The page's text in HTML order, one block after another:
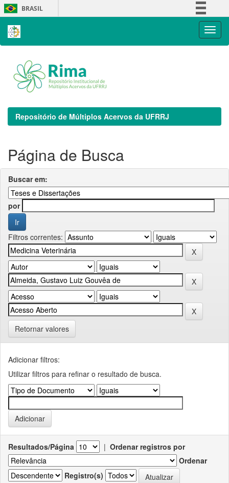
Skip
navigation
BRASIL
Repositório de Múltiplos Acervos da UFRRJ
Página de Busca
Buscar em:
por
Filtros correntes:
Retornar valores
Adicionar filtros:
Utilizar filtros para refinar o resultado de busca.
Resultados/Página | Ordenar registros por
Ordenar
Registro(s)